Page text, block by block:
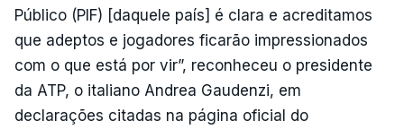
Público (PIF) [daquele país] é clara e acreditamos
que adeptos e jogadores ficarão impressionados
com o que está por vir”, reconheceu o presidente
da ATP, o italiano Andrea Gaudenzi, em
declarações citadas na página oficial do